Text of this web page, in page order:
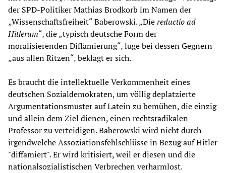
der SPD-Politiker Mathias Brodkorb im Namen der
„Wissenschaftsfreiheit“ Baberowski. „Diereductio ad
Hitlerum“, die „typisch deutsche Form der
moralisierenden Diffamierung“, luge bei dessen Gegnern
„aus allen Ritzen“, beklagt er sich.
Es braucht die intellektuelle Verkommenheit eines
deutschen Sozialdemokraten, um völlig deplatzierte
Argumentationsmuster auf Latein zu bemühen, die einzig
und allein dem Ziel dienen, einen rechtsradikalen
Professor zu verteidigen. Baberowski wird nicht durch
irgendwelche Assoziationsfehlschlüsse in Bezug auf Hitler
"diffamiert". Er wird kritisiert, weil er diesen und die
nationalsozialistischen Verbrechen verharmlost.